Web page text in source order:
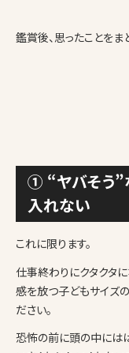
鑑賞後、思ったことをま
① “ヤバそう”
入れない
これに限ります。
仕事終わりにクタクタ
感を放つ子どもサイズ
ださい。
恐怖の前に頭の中には